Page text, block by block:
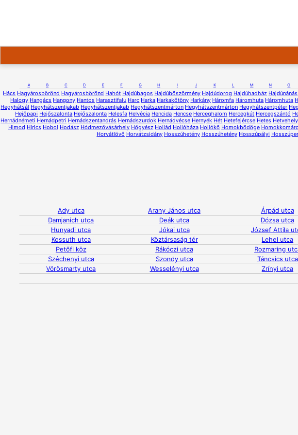
A B C D E F G H I J K L M N O
Hács Hagyárosbörönd Hagyárosbörönd Hahót Hajdúbagos Hajdúböszörmény Hajdúdorog Hajdúhadház Hajdúnánás
Halogy Hangács Hangony Hantos Harasztifalu Harc Harka Harkakötöny Harkány Háromfa Háromhuta Háromhuta
Hegyhátsál Hegyhátszentjakab Hegyhátszentjakab Hegyhátszentmárton Hegyhátszentmárton Hegyhátszentpéter
Hejőpapi Hejőszalonta Hejőszalonta Helesfa Helvécia Hencida Hencse Herceghalom Hercegkút Hercegszántó
Hernádnémeti Hernádpetri Hernádszentandrás Hernádszurdok Hernádvécse Hernyék Hét Hetefejércse Hetes Hetvehely
Himod Hirics Hobol Hodász Hódmezővásárhely Hőgyész Hollád Hollóháza Hollókő Homokbödöge
Horvátlövő Horvátzsidány Hosszúhetény Hosszúhetény Hosszúpályi
Ady utca Arany János utca Árpád utca
Damjanich utca
Deák utca Dózsa utca
Hunyadi utca
Jókai utca József Attila
Kossuth utca
Köztársaság tér Lehel utca
Petőfi köz
Rákóczi utca Rozmaring
Széchenyi utca
Szondy utca Táncsics utca
Vörösmarty utca
Wesselényi utca Zrínyi utca